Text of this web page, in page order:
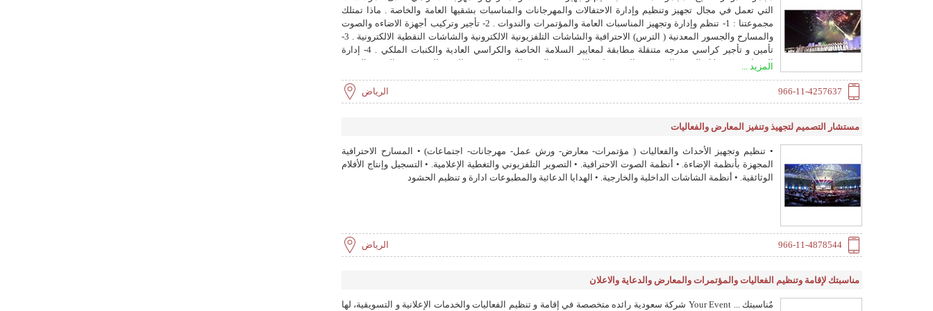
التي تعمل في مجال تجهيز وتنظيم وإدارة الاحتفالات والمهرجانات والمناسبات بشقيها العامة والخاصة . ماذا تمتلك
مجموعتنا : 1- تنظم وإدارة وتجهيز المناسبات العامة والمؤتمرات والندوات . 2- تأجير وتركيب أجهزة الاضاءه والصوت
والمسارح والجسور المعدنية ( الترس) الاحترافية والشاشات التلفزيونية الالكترونية والشاشات النقطية الالكترونية . 3-
تأمين و تأجير كراسي مدرجه متنقلة مطابقة لمعايير السلامة الخاصة والكراسي العادية والكنبات الملكي . 4- إدارة
المسارح من خلال الفرق الترفيهية والشخصيات الكرتونية والفرق الشعبية ونجوم الفن والمهرجين والحرف اليدوية
وحفلات ذوي الاحتياجات الخاصة وحفلات التخرج والنجاح ورياض الأطفال والرسم على الوجه وعمل المراسم . 6- تأجير
الشخصيات الكرتونية والألعاب الهوائية من نطيطات وزحليقة وملاعب الصابون . 7- تجهيز المناسبات الخاصة حسب ما
المطاعم والفنادق . 8- تأجير وتركيب ( القاعات المتنقلة ـ والخيام الحديثة المقاومة للحريق والإمطار بمقاسات وأشكال
ومنطاد وروا قص هوائية وبوابات هوائية .
المزيد ...
966-11-4257637 الرياض
مستشار التصميم لتجهيذ وتنفيز المعارض والفعاليات
• تنظيم وتجهيز الأحداث والفعاليات ( مؤتمرات- معارض- ورش عمل- مهرجانات- اجتماعات) • المسارح الاحترافية
المجهزة بأنظمة الإضاءة. • أنظمة الصوت الاحترافية. • التصوير التلفزيوني والتغطية الإعلامية. • التسجيل وإنتاج الأفلام
الوثائقية. • أنظمة الشاشات الداخلية والخارجية. • الهدايا الدعائية والمطبوعات ادارة و تنظيم الحشود
966-11-4878544 الرياض
مناسبتك لإقامة وتنظيم الفعاليات والمؤتمرات والمعارض والدعاية والاعلان
مٌناسبتك ... Your Event شركة سعودية رائده متخصصة في إقامة و تنظيم الفعاليات والخدمات الإعلانية و التسويقية، لها